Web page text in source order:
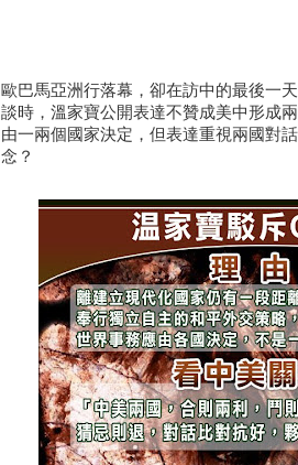
歐巴馬亞洲行落幕，卻在訪中的最後一
談時，溫家寶公開表達不贊成美中形成
由一兩個國家決定，但表達重視兩國對
念？